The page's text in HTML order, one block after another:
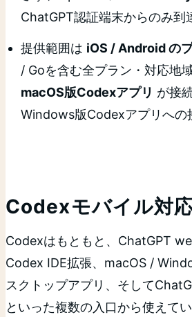
ChatGPT認証端末からのみ到
提供範囲は iOS / Android の
/ Goを含む全プラン・対応地
macOS版Codexアプリ が接
Windows版Codexアプリへの
Codexモバイル対
Codexはもともと、ChatGPT
Codex IDE拡張、macOS /
スクトップアプリ、そして
といった複数の入口から使えてい